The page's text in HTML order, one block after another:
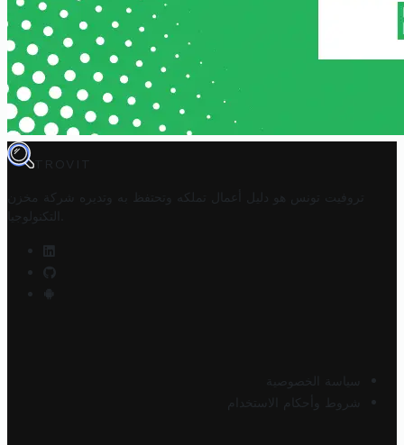
TROVIT
تروفيت تونس هو دليل أعمال تملكه وتحتفظ به وتديره
شركة مخزن
التكنولوجيا
سياسة الخصوصية
شروط وأحكام الاستخدام